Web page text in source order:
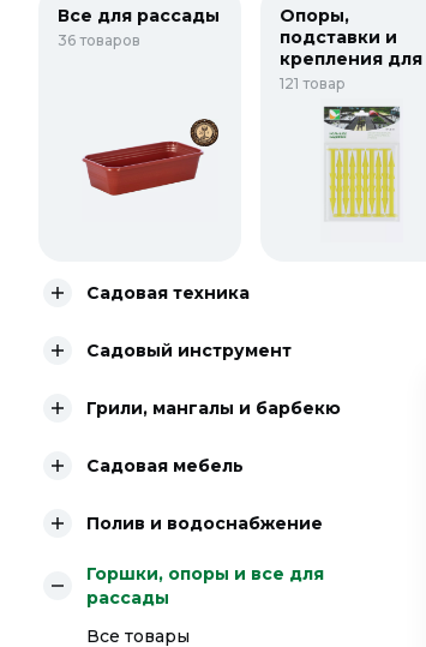
Все для рассады
36 товаров
Опоры,
подставки и
крепления для
растений
121 товар
Садовая техника
Садовый инструмент
Грили, мангалы и барбекю
Садовая мебель
Полив и водоснабжение
Горшки, опоры и все для
рассады
Все товары